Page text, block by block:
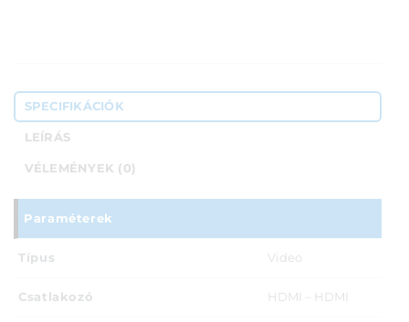
SPECIFIKÁCIÓK
LEÍRÁS
VÉLEMÉNYEK (0)
Paraméterek
Típus Video
Csatlakozó HDMI – HDMI